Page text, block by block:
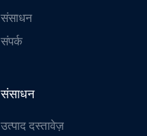
संसाधन
संपर्क
संसाधन
उत्पाद दस्तावेज़